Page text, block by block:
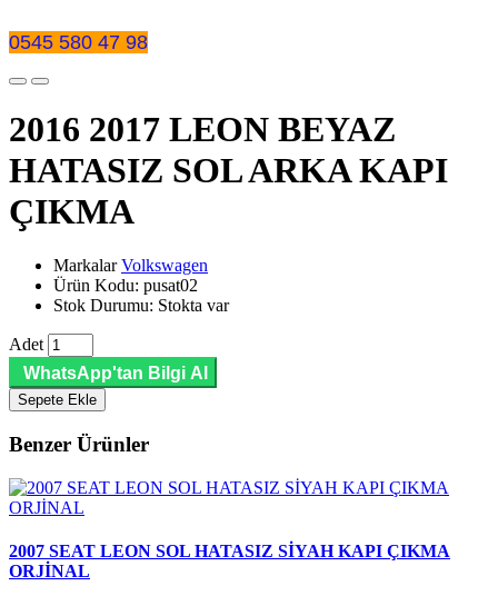
0545 580 47 98
2016 2017 LEON BEYAZ
HATASIZ SOL ARKA KAPI
ÇIKMA
MarkalarVolkswagen
Ürün Kodu: pusat02
Stok Durumu: Stokta var
Adet
WhatsApp'tan Bilgi Al
Sepete Ekle
Benzer Ürünler
2007 SEAT LEON SOL HATASIZ SİYAH KAPI ÇIKMA
ORJİNAL